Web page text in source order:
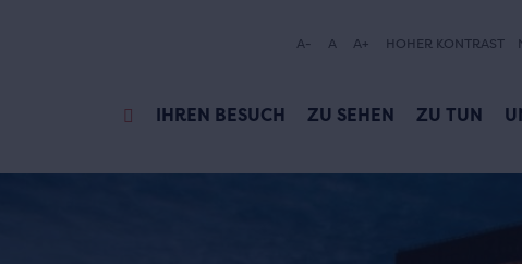
A- A A+ HOHER KONTRAST
IHREN BESUCH ZU SEHEN ZU TUN